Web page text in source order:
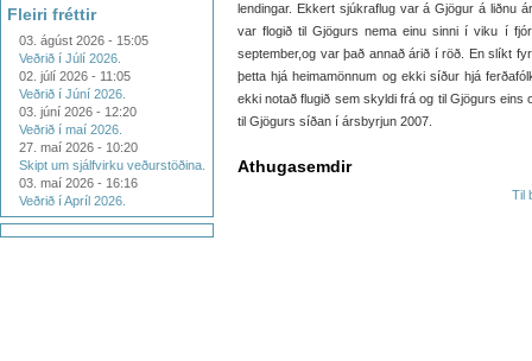
Fleiri fréttir
03. ágúst 2026 - 15:05
Veðrið í Júlí 2026.
02. júlí 2026 - 11:05
Veðrið í Júní 2026.
03. júní 2026 - 12:20
Veðrið í maí 2026.
27. maí 2026 - 10:20
Skipt um sjálfvirku veðurstöðina.
03. maí 2026 - 16:16
Veðrið í Apríl 2026.
lendingar. Ekkert sjúkraflug var á Gjögur á liðnu
var flogið til Gjögurs nema einu sinni í viku í
september,og var það annað árið í röð. En slíkt
þetta hjá heimamönnum og ekki síður hjá
ekki notað flugið sem skyldi frá og til Gjögurs
til Gjögurs síðan í ársbyrjun 2007.
Athugasemdir
Til